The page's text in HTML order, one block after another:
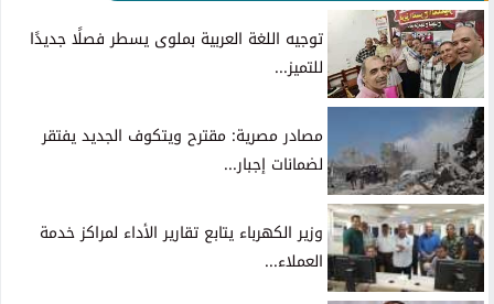
توجيه اللغة العربية بملوى يسطر فصلًا جديدًا
للتميز...
مصادر مصرية: مقترح ويتكوف الجديد يفتقر
لضمانات إجبار...
وزير الكهرباء يتابع تقارير الأداء لمراكز خدمة
العملاء...